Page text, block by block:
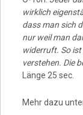
wirklich
dass man sich
nur weil man
widerruft. So
verstehen. Die
Länge 25 sec.
Mehr dazu